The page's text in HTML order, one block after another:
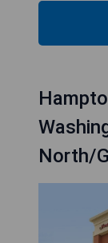
North/